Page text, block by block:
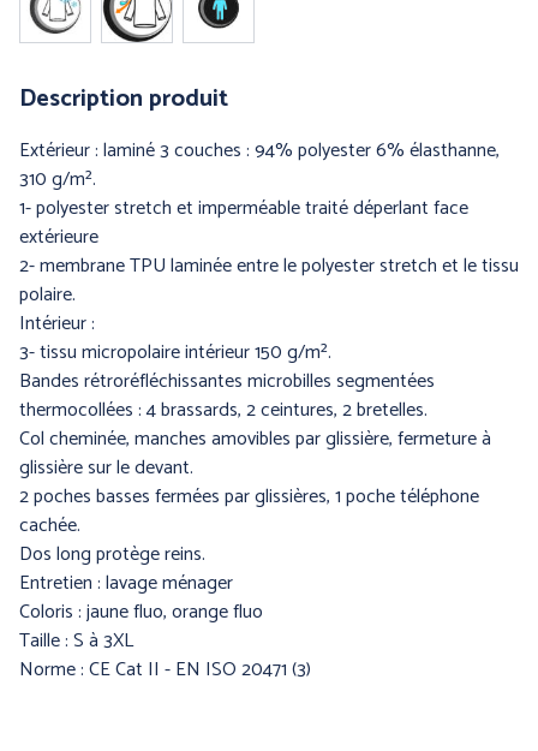
BLS A SOCIO UNICO
CEPOVETT SAS
Description produit
Extérieur : laminé 3 couches : 94% polyester 6% élasthanne,
310 g/m².
1- polyester stretch et imperméable traité déperlant face
extérieure
2- membrane TPU laminée entre le polyester stretch et le tissu
polaire.
Intérieur :
3- tissu micropolaire intérieur 150 g/m².
Bandes rétroréfléchissantes microbilles segmentées
thermocollées : 4 brassards, 2 ceintures, 2 bretelles.
Col cheminée, manches amovibles par glissière, fermeture à
glissière sur le devant.
2 poches basses fermées par glissières, 1 poche téléphone
cachée.
Dos long protège reins.
Entretien : lavage ménager
Coloris : jaune fluo, orange fluo
Taille : S à 3XL
Norme : CE Cat II - EN ISO 20471 (3)